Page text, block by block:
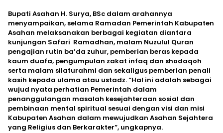
Bupati Asahan H. Surya, BSc dalam arahannya
menyampaikan, selama Ramadan Pemerintah Kabupaten
Asahan melaksanakan berbagai kegiatan diantara
kunjungan Safari Ramadhan, malam Nuzulul Quran
pengajian rutin ba’da zuhur, pemberian beras kepada
kaum duafa, pengumpulan zakat infaq dan shodaqoh
serta malam silaturahmi dan sekaligus pemberian penali
kasih kepada ulama atau ustadz. “Hal ini adalah sebagai
wujud nyata perhatian Pemerintah dalam
penanggulangan masalah kesejahteraan sosial dan
pembinaan mental spiritual sesuai dengan visi dan misi
Kabupaten Asahan dalam mewujudkan Asahan Sejahtera
yang Religius dan Berkarakter”, ungkapnya.